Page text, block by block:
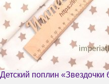
Детский поплин «Звездочки